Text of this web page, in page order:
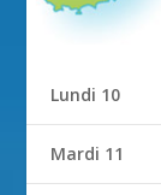
Lundi 10
Mardi 11